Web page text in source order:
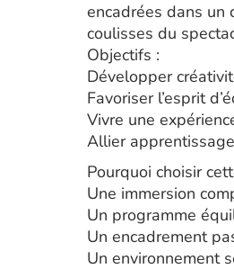
encadrées dans un
coulisses du
Objectifs :
Développer
Favoriser l’esprit
Vivre une
Allier
Pourquoi choisir
Une immersion
Un programme
Un encadrement
Un environnement